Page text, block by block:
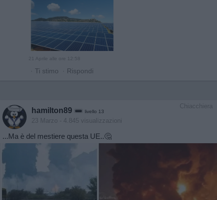
21 Aprile alle ore 12:58
· Ti stimo · Rispondi
Chiacchiera
hamilton89 livello 13
23 Marzo - 4.845 visualizzazioni
...Ma è del mestiere questa UE..🤔